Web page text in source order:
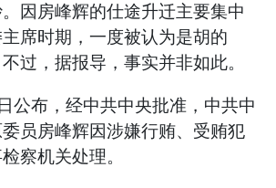
因房峰辉的仕途升迁主要集中
席时期，一度被认为是胡的
过，据报导，事实并非如此。
布，经中共中央批准，中共中
员房峰辉因涉嫌行贿、受贿犯
察机关处理。